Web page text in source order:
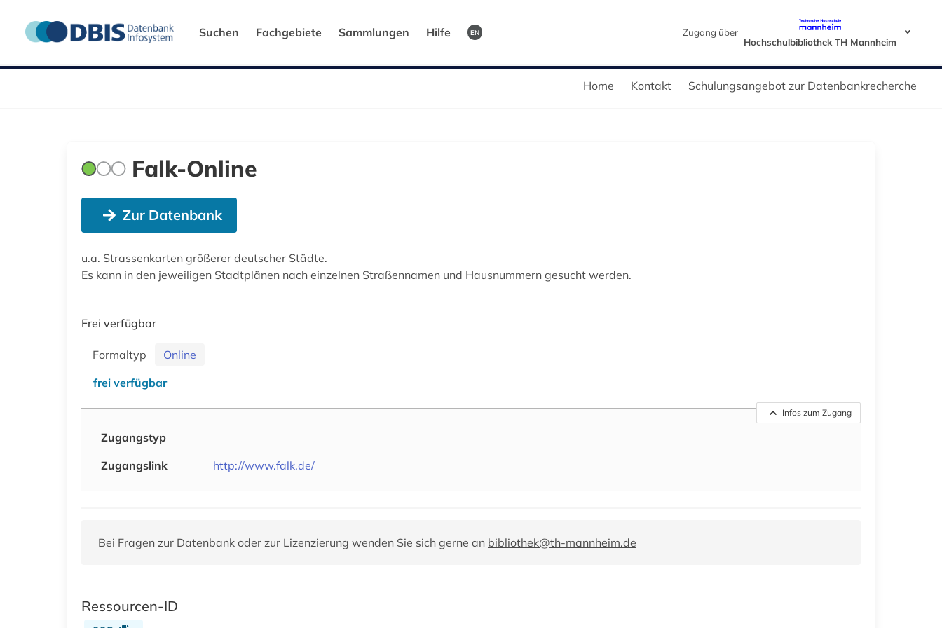
Suchen Fachgebiete Sammlungen Hilfe EN
Zugang über
Hochschulbibliothek TH Mannheim
Home Kontakt Schulungsangebot zur Datenbankrecherche
Falk-Online
Zur Datenbank
u.a. Strassenkarten größerer deutscher Städte.
Es kann in den jeweiligen Stadtplänen nach einzelnen Straßennamen und Hausnummern gesucht werden.
Frei verfügbar
Formaltyp
Online
frei verfügbar
Infos zum Zugang
Zugangstyp
Zugangslink
http://www.falk.de/
Bei Fragen zur Datenbank oder zur Lizenzierung wenden Sie sich gerne an bibliothek@th-mannheim.de
Ressourcen-ID